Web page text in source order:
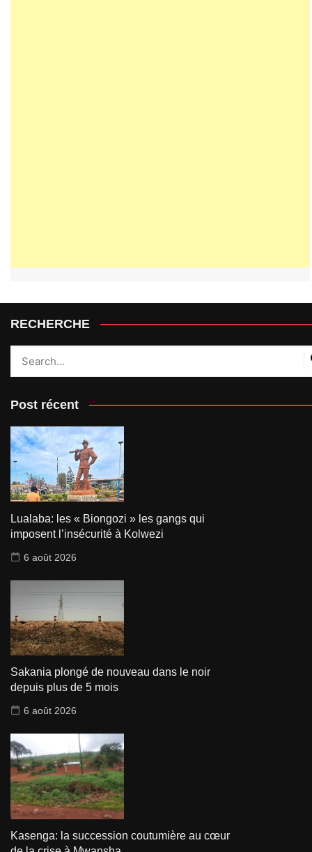
RECHERCHE
Post récent
Lualaba: les « Biongozi » les gangs qui
imposent l’insécurité à Kolwezi
6 août 2026
Sakania plongé de nouveau dans le noir
depuis plus de 5 mois
6 août 2026
Kasenga: la succession coutumière au cœur